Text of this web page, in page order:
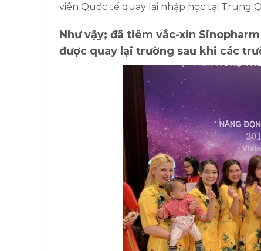
viên Quốc tế quay lại nhập học tại Trung
Như vậy; đã tiêm vắc-xin
được quay lại trường sau khi các